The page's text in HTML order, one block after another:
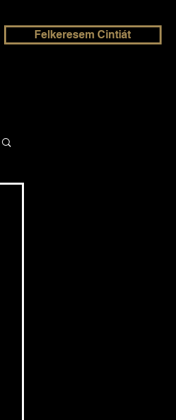
Felkeresem Cintiát